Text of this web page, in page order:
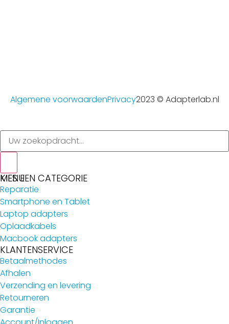
Algemene voorwaardenPrivacy2023 © Adapterlab.nl
MENU
KIES EEN CATEGORIE
Reparatie
Smartphone en Tablet
Laptop adapters
Oplaadkabels
Macbook adapters
KLANTENSERVICE
Betaalmethodes
Afhalen
Verzending en levering
Retourneren
Garantie